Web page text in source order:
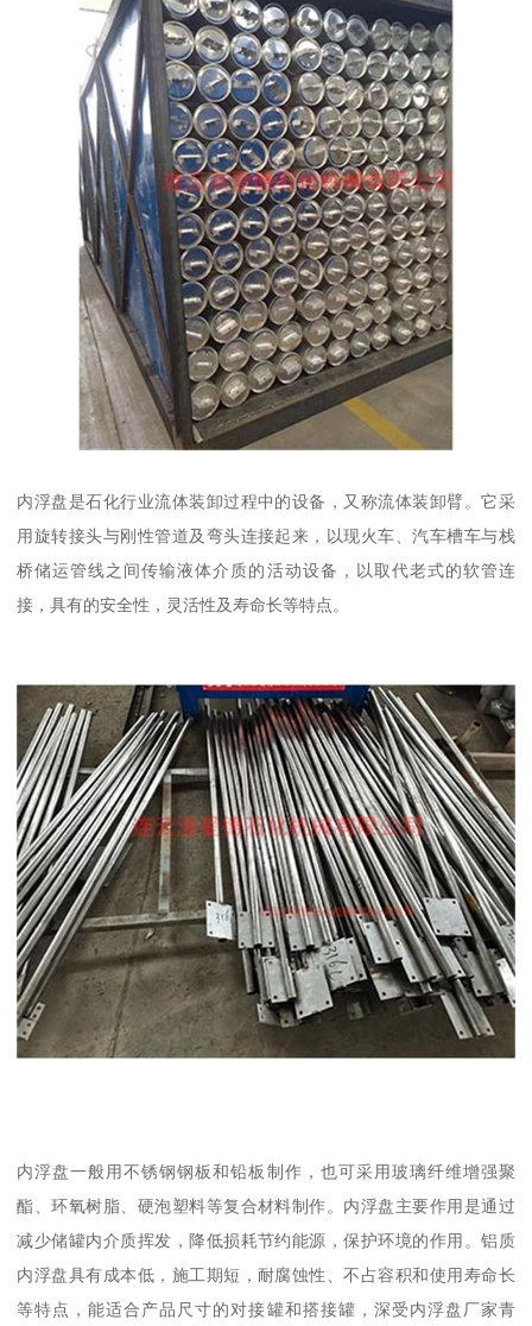
内浮盘是石化行业流体装卸过程中的设备，又称流体装卸臂。它采
用旋转接头与刚性管道及弯头连接起来，以现火车、汽车槽车与栈
桥储运管线之间传输液体介质的活动设备，以取代老式的软管连
接，具有的安全性，灵活性及寿命长等特点。
内浮盘一般用不锈钢钢板和铅板制作，也可采用玻璃纤维增强聚
酯、环氧树脂、硬泡塑料等复合材料制作。内浮盘主要作用是通过
减少储罐内介质挥发，降低损耗节约能源，保护环境的作用。铝质
内浮盘具有成本低，施工期短，耐腐蚀性、不占容积和使用寿命长
等特点，能适合产品尺寸的对接罐和搭接罐，深受内浮盘厂家青